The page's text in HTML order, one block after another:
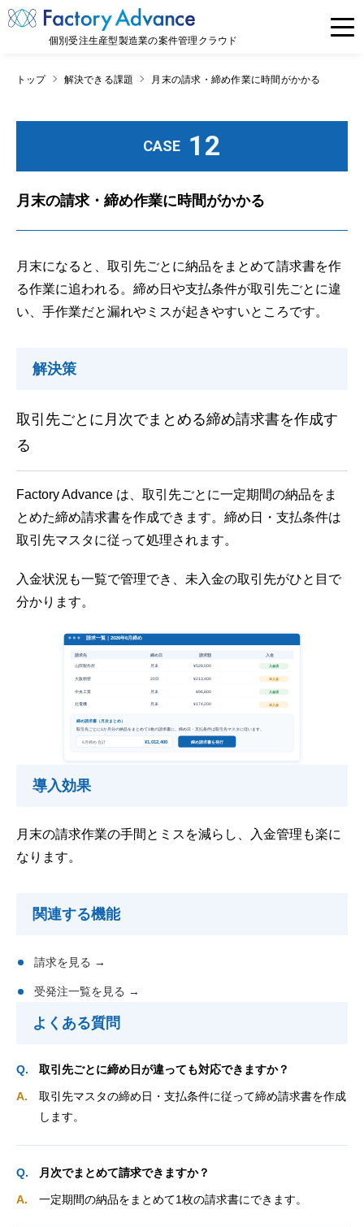
個別受注生産型製造業の案件管理クラウド
トップ 解決できる課題 月末の請求・締め作業に時間がかかる
CASE 12
月末の請求・締め作業に時間がかかる
月末になると、取引先ごとに納品をまとめて請求書を作
る作業に追われる。締め日や支払条件が取引先ごとに違
い、手作業だと漏れやミスが起きやすいところです。
解決策
取引先ごとに月次でまとめる締め請求書を作成す
る
Factory Advance は、取引先ごとに一定期間の納品をま
とめた締め請求書を作成できます。締め日・支払条件は
取引先マスタに従って処理されます。
入金状況も一覧で管理でき、未入金の取引先がひと目で
分かります。
導入効果
月末の請求作業の手間とミスを減らし、入金管理も楽に
なります。
関連する機能
請求を見る →
受発注一覧を見る →
よくある質問
取引先ごとに締め日が違っても対応できますか？
取引先マスタの締め日・支払条件に従って締め請求書を作成
します。
月次でまとめて請求できますか？
一定期間の納品をまとめて1枚の請求書にできます。